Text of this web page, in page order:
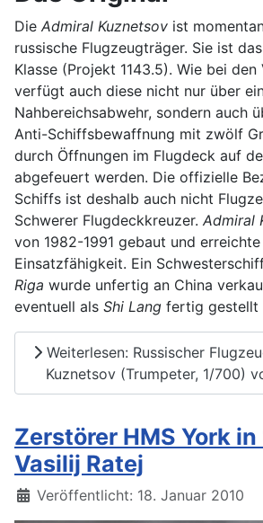
Die Admiral Kuznetsov ist
russische Flugzeugträger. Sie ist
Klasse (Projekt 1143.5). Wie bei
verfügt auch diese nicht nur über
Nahbereichsabwehr, sondern auch
Anti-Schiffsbewaffnung mit zwölf
durch Öffnungen im Flugdeck auf
abgefeuert werden. Die offizielle
Schiffs ist deshalb auch nicht
Schwerer Flugdeckkreuzer. Admiral
von 1982-1991 gebaut und
Einsatzfähigkeit. Ein
Riga wurde unfertig an China
eventuell als Shi Lang fertig gestellt
Weiterlesen: Russischer
Kuznetsov (Trumpeter, 1/700)
Zerstörer HMS York
Vasilij Ratej
Details
Veröffentlicht: 18. Januar 2010